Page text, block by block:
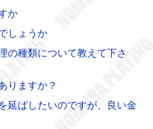
か
しょうか
の種類について教えて下さ
りますか？
延ばしたいのですが、良い金